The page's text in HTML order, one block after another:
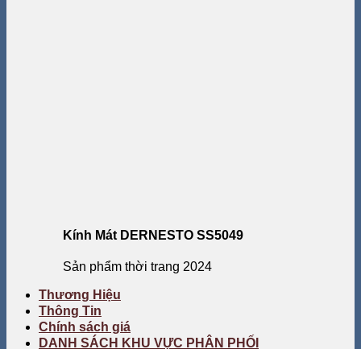
Kính Mát DERNESTO SS5049
Sản phẩm thời trang 2024
Thương Hiệu
Thông Tin
Chính sách giá
DANH SÁCH KHU VỰC PHÂN PHỐI